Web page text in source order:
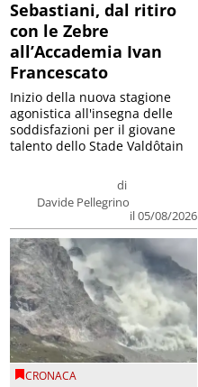
Sebastiani, dal ritiro
con le Zebre
all’Accademia Ivan
Francescato
di
Davide Pellegrino
il 05/08/2026
Inizio della nuova stagione
agonistica all'insegna delle
soddisfazioni per il giovane
talento dello Stade Valdôtain
CRONACA